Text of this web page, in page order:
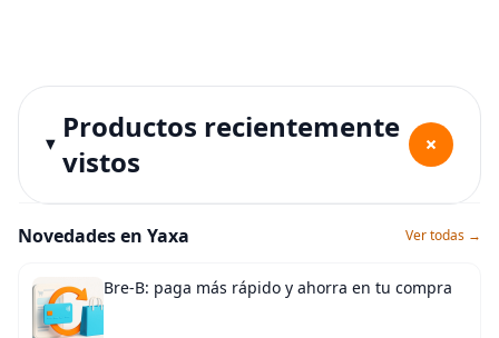
Productos recientemente
vistos
+
Novedades en Yaxa Ver todas →
Bre-B: paga más rápido y ahorra en tu compra